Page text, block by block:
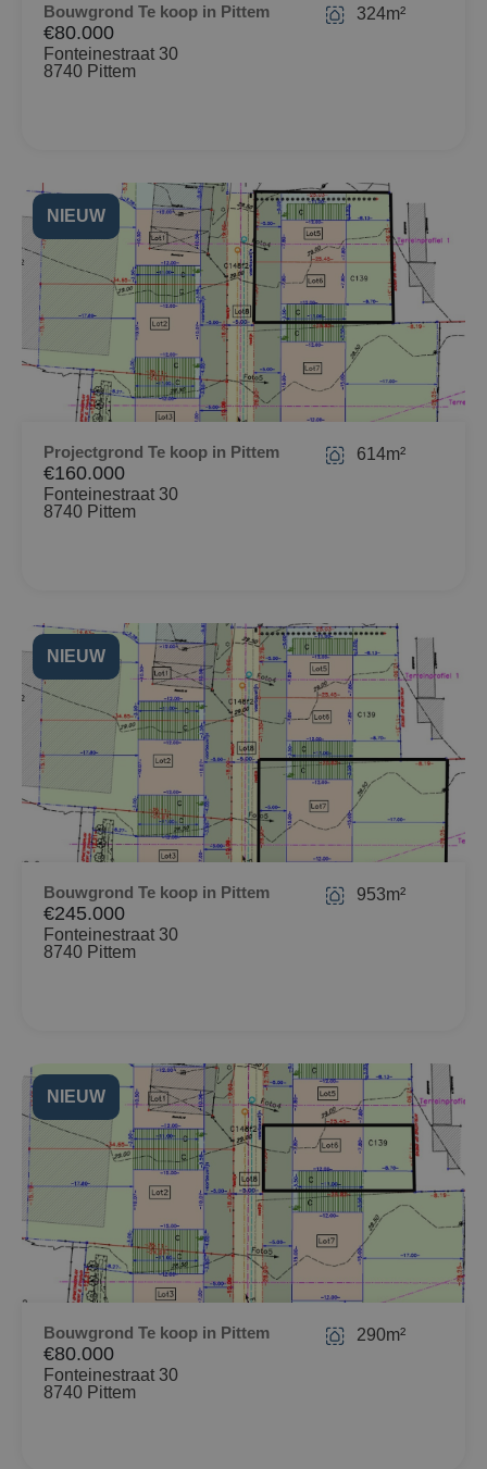
Bouwgrond Te koop in Pittem
€80.000
Fonteinestraat 30
8740 Pittem
324m²
NIEUW
Projectgrond Te koop in Pittem
€160.000
Fonteinestraat 30
8740 Pittem
614m²
NIEUW
Bouwgrond Te koop in Pittem
€245.000
Fonteinestraat 30
8740 Pittem
953m²
NIEUW
Bouwgrond Te koop in Pittem
€80.000
Fonteinestraat 30
8740 Pittem
290m²